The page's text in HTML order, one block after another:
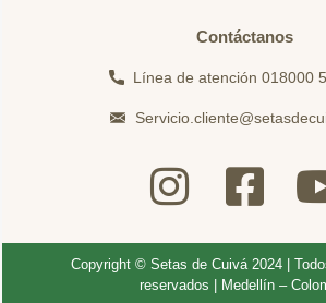
Contáctanos
Línea de atención 018000
Copyright © Setas de Cuivá 2024 |
reservados | Medellín –